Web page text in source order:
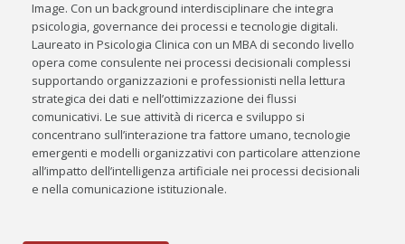
Image. Con un background interdisciplinare che integra
psicologia, governance dei processi e tecnologie digitali.
Laureato in Psicologia Clinica con un MBA di secondo livello
opera come consulente nei processi decisionali complessi
supportando organizzazioni e professionisti nella lettura
strategica dei dati e nell’ottimizzazione dei flussi
comunicativi. Le sue attività di ricerca e sviluppo si
concentrano sull’interazione tra fattore umano, tecnologie
emergenti e modelli organizzativi con particolare attenzione
all’impatto dell’intelligenza artificiale nei processi decisionali
e nella comunicazione istituzionale.